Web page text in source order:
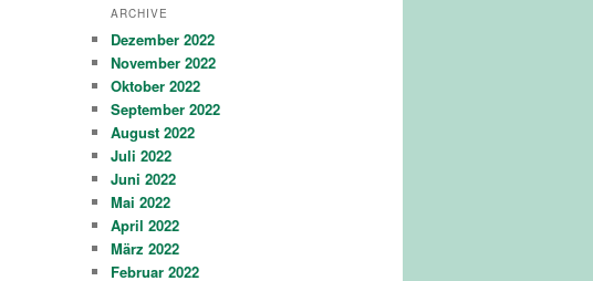
ARCHIVE
Dezember 2022
November 2022
Oktober 2022
September 2022
August 2022
Juli 2022
Juni 2022
Mai 2022
April 2022
März 2022
Februar 2022